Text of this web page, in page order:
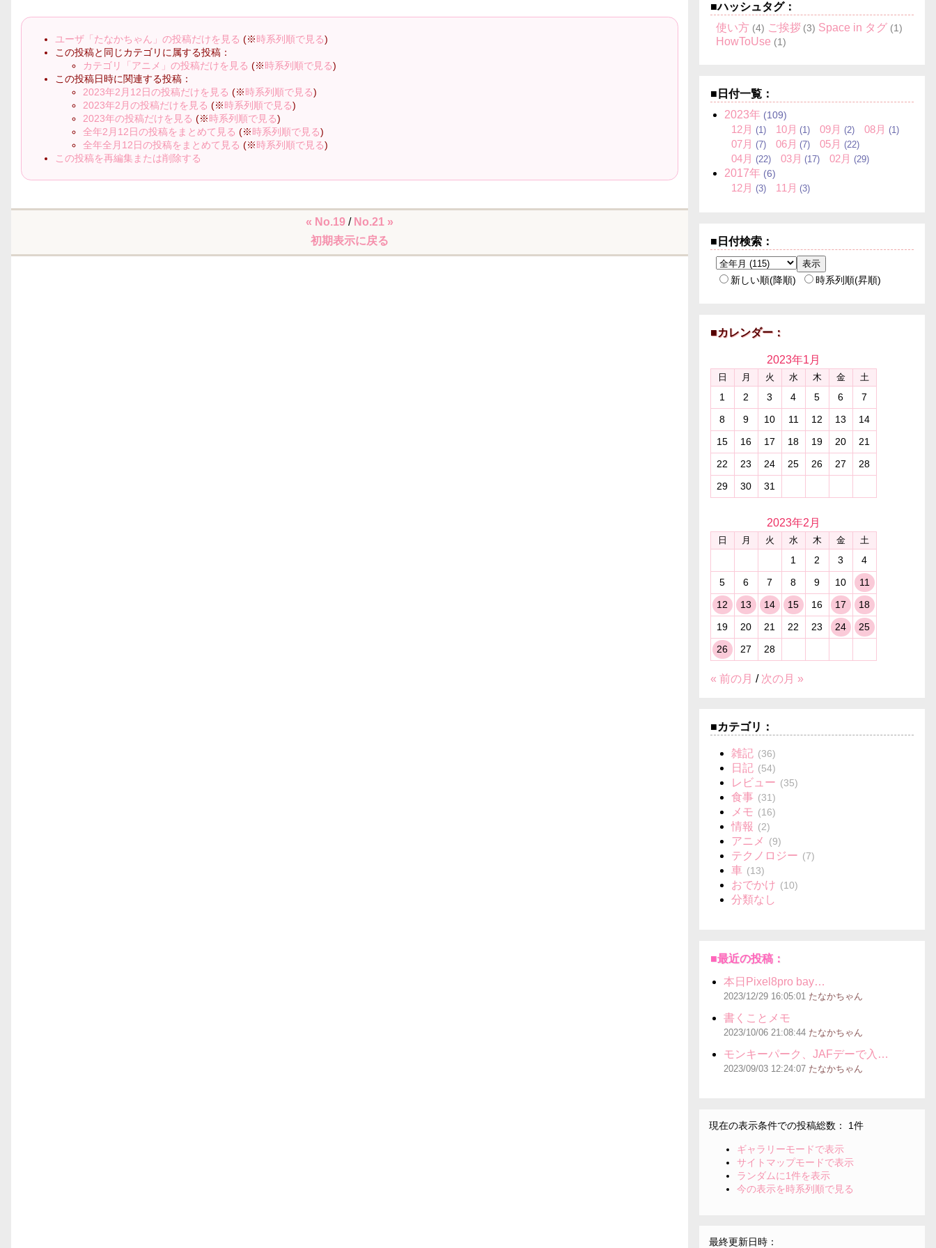
ユーザ「たなかちゃん」の投稿だけを見る (※時系列順で見る)
この投稿と同じカテゴリに属する投稿：
カテゴリ「アニメ」の投稿だけを見る (※時系列順で見る)
この投稿日時に関連する投稿：
2023年2月12日の投稿だけを見る (※時系列順で見る)
2023年2月の投稿だけを見る (※時系列順で見る)
2023年の投稿だけを見る (※時系列順で見る)
全年2月12日の投稿をまとめて見る (※時系列順で見る)
全年全月12日の投稿をまとめて見る (※時系列順で見る)
この投稿を再編集または削除する
« No.19 / No.21 »
初期表示に戻る
■ハッシュタグ：
使い方 (4) ご挨拶 (3) Space in タグ (1)
HowToUse (1)
■日付一覧：
2023年 (109)
12月 (1) 10月 (1) 09月 (2) 08月 (1)
07月 (7) 06月 (7) 05月 (22)
04月 (22) 03月 (17) 02月 (29)
2017年 (6)
12月 (3) 11 月 (3)
■日付検索：
新しい順(降順) 時系列順(昇順)
■カレンダー：
2023年1月
日 月 火 水 木 金 土
1 2 3 4 5 6
7
8
9 10 11 12 13
14
15
16 17 18 19 20
21
22
23 24 25 26 27
28
29
30 31
2023年2月
日 月 火 水 木 金 土
1 2 3
4
5
6 7 8 9 10
11
12
13 14 15 16 17
18
19
20 21 22 23 24
25
26
27 28
« 前の月 / 次の月 »
■カテゴリ：
雑記 (36)
日記 (54)
レビュー (35)
食事 (31)
メモ (16)
情報 (2)
アニメ (9)
テクノロジー (7)
車 (13)
おでかけ (10)
分類なし
■最近の投稿：
本日Pixel8pro bay…
2023/12/29 16:05:01 たなかちゃん
書くことメモ
2023/10/06 21:08:44 たなかちゃん
モンキーパーク、JAFデーで入…
2023/09/03 12:24:07 たなかちゃん
現在の表示条件での投稿総数： 1件
ギャラリーモードで表示
サイトマップモードで表示
ランダムに1件を表示
今の表示を時系列順で見る
最終更新日時：